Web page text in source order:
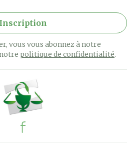
Inscription
vous vous abonnez à notre
politique de confidentialité.